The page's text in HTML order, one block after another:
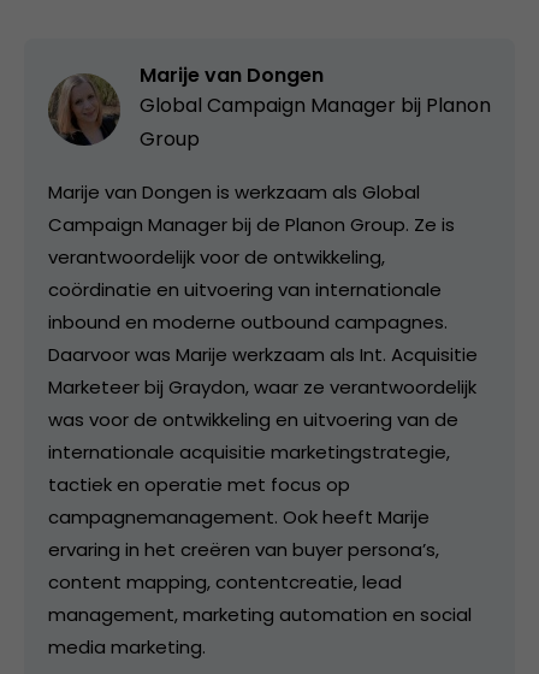
Marije van Dongen
Global Campaign Manager bij Planon
Group
Marije van Dongen is werkzaam als Global
Campaign Manager bij de Planon Group. Ze is
verantwoordelijk voor de ontwikkeling,
coördinatie en uitvoering van internationale
inbound en moderne outbound campagnes.
Daarvoor was Marije werkzaam als Int. Acquisitie
Marketeer bij Graydon, waar ze verantwoordelijk
was voor de ontwikkeling en uitvoering van de
internationale acquisitie marketingstrategie,
tactiek en operatie met focus op
campagnemanagement. Ook heeft Marije
ervaring in het creëren van buyer persona’s,
content mapping, contentcreatie, lead
management, marketing automation en social
media marketing.